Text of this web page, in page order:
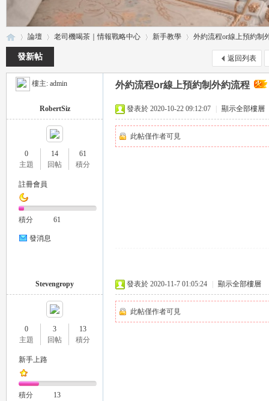
»
論壇
›
老司機喝茶｜情報戰略中心
›
新手教學
›
外約流程or線上預約制
返回列表
發新帖
樓主: admin 外約流程or線上預約制外約流程
RobertSiz
0
主題
14
回帖
61
積分
註冊會員
積分 61
發消息
發表於 2020-10-22 09:12:07 顯示全部樓層
此帖僅作者可見
Stevengropy
0
主題
3
回帖
13
積分
新手上路
積分 13
發表於 2020-11-7 01:05:24 顯示全部樓層
此帖僅作者可見